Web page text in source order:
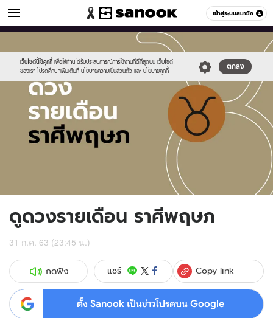
เข้าสู่ระบบสมาชิก
ดูดวง หมวดอื่นๆ
เว็บไซต์นี้ใช้คุกกี้ เพื่อให้ท่านได้รับประสบการณ์การใช้งานที่ดีที่สุดบน เว็บไซต์
ของเรา โปรดศึกษาเพิ่มเติมที่ นโยบายความเป็นส่วนตัว และ นโยบายคุกกี้
ตกลง
//s.isanook.com/sr/0/images/logo-
new-
sanook.png
//s.isanook.com/ho/0/ud/fxd/month/monthly-
horoscope-
taurus.jpg
ดูดวงรายเดือน ราศีพฤษภ
31 ก.ค. 63 (23:45 น.)
กดฟัง แชร์ Copy link
ตั้ง Sanook เป็นข่าวโปรดบน Google